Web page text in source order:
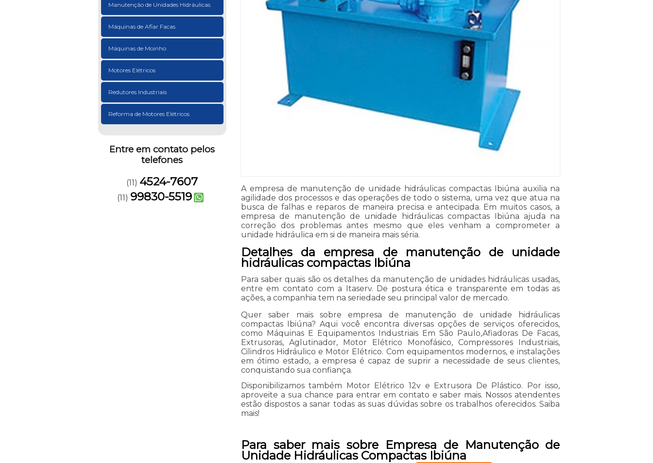
Manutenção de Unidades Hidráulicas
Máquinas de Afiar Facas
Máquinas de Moinho
Motores Elétricos
Redutores Industriais
Reforma de Motores Elétricos
Entre em contato pelos
telefones
(11) 4524-7607
(11) 99830-5519
A empresa de manutenção de unidade hidráulicas compactas Ibiúna auxilia na
agilidade dos processos e das operações de todo o sistema, uma vez que atua na
busca de falhas e reparos de maneira precisa e antecipada. Em muitos casos, a
empresa de manutenção de unidade hidráulicas compactas Ibiúna ajuda na
correção dos problemas antes mesmo que eles venham a comprometer a
unidade hidráulica em si de maneira mais séria.
Detalhes da empresa de manutenção de unidade
hidráulicas compactas Ibiúna
Para saber quais são os detalhes da manutenção de unidades hidráulicas usadas,
entre em contato com a Itaserv. De postura ética e transparente em todas as
ações, a companhia tem na seriedade seu principal valor de mercado.
Quer saber mais sobre empresa de manutenção de unidade hidráulicas
compactas Ibiúna? Aqui você encontra diversas opções de serviços oferecidos,
como Máquinas E Equipamentos Industriais Em São Paulo,Afiadoras De Facas,
Extrusoras, Aglutinador, Motor Elétrico Monofásico, Compressores Industriais,
Cilindros Hidráulico e Motor Elétrico. Com equipamentos modernos, e instalações
em ótimo estado, a empresa é capaz de suprir a necessidade de seus clientes,
conquistando sua confiança.
Disponibilizamos também Motor Elétrico 12v e Extrusora De Plástico. Por isso,
aproveite a sua chance para entrar em contato e saber mais. Nossos atendentes
estão dispostos a sanar todas as suas dúvidas sobre os trabalhos oferecidos. Saiba
mais!
Para saber mais sobre Empresa de Manutenção de
Unidade Hidráulicas Compactas Ibiúna